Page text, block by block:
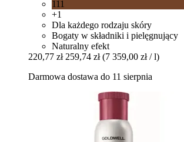
111
+1
Dla każdego rodzaju skóry
Bogaty w składniki i pielęgnujący
Naturalny efekt
220,77 zł 259,74 zł (7 359,00 zł / l)
Darmowa dostawa do 11 sierpnia